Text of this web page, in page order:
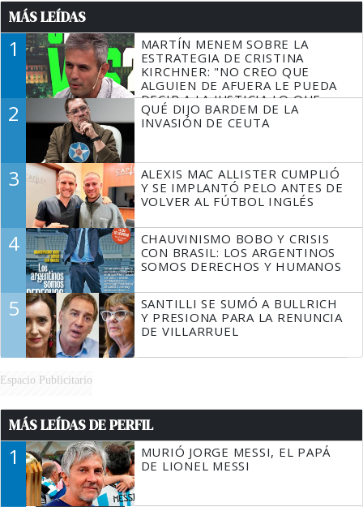
MÁS LEÍDAS
1
MARTÍN MENEM SOBRE LA
ESTRATEGIA DE CRISTINA
KIRCHNER: "NO CREO QUE
ALGUIEN DE AFUERA LE PUEDA
DECIR A LA JUSTICIA LO QUE
TIENE QUE HACER"
2
QUÉ DIJO BARDEM DE LA
INVASIÓN DE CEUTA
3
ALEXIS MAC ALLISTER CUMPLIÓ
Y SE IMPLANTÓ PELO ANTES DE
VOLVER AL FÚTBOL INGLÉS
4
CHAUVINISMO BOBO Y CRISIS
CON BRASIL: LOS ARGENTINOS
SOMOS DERECHOS Y HUMANOS
5
SANTILLI SE SUMÓ A BULLRICH
Y PRESIONA PARA LA RENUNCIA
DE VILLARRUEL
Espacio Publicitario
MÁS LEÍDAS DE PERFIL
1
MURIÓ JORGE MESSI, EL PAPÁ
DE LIONEL MESSI